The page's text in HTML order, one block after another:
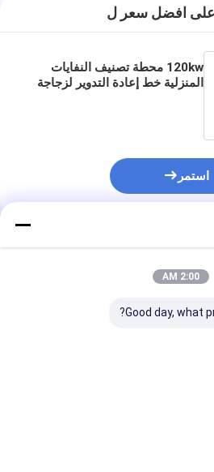
افضل سعر ل
120kw محطة تصنيف النفايات
المنزلية خط إعادة التدوير لزجاجة
استمر
2:00 AM
Good day, what